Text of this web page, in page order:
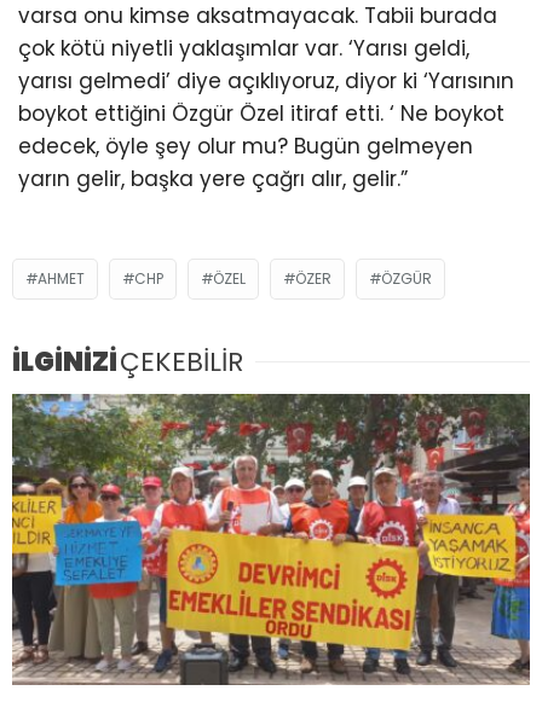
varsa onu kimse aksatmayacak. Tabii burada
çok kötü niyetli yaklaşımlar var. ‘Yarısı geldi,
yarısı gelmedi’ diye açıklıyoruz, diyor ki ‘Yarısının
boykot ettiğini Özgür Özel itiraf etti. ‘ Ne boykot
edecek, öyle şey olur mu? Bugün gelmeyen
yarın gelir, başka yere çağrı alır, gelir.”
AHMET CHP ÖZEL ÖZER ÖZGÜR
İLGİNİZİÇEKEBİLİR